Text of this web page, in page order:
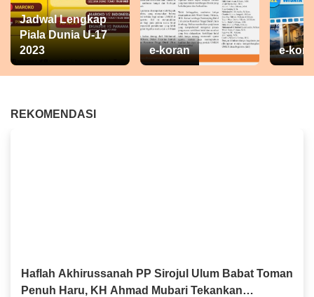
Jadwal Lengkap
Piala Dunia U-17
2023
e-koran e-
REKOMENDASI
Haflah Akhirussanah PP Sirojul Ulum Babat Toman
Penuh Haru, KH Ahmad Mubari Tekankan